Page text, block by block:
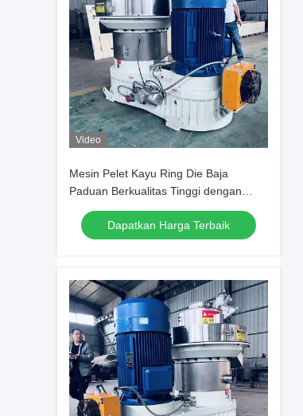
Video
Mesin Pelet Kayu Ring Die Baja
Paduan Berkualitas Tinggi dengan
Pelumasan Otomatis dan Transmisi
Roda Gigi Heliks yang Efisien
Dapatkan Harga Terbaik